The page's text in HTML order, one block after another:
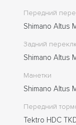
Передний
Shimano Altus
Задний
Shimano Altus
Манетки
Shimano Altus
Передний
Tektro HDC